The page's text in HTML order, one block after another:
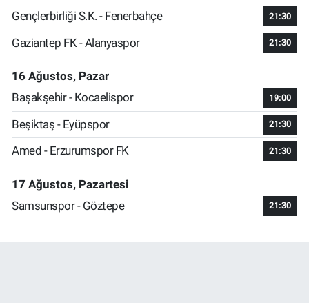
Gençlerbirliği S.K. - Fenerbahçe 21:30
Gaziantep FK - Alanyaspor 21:30
16 Ağustos, Pazar
Başakşehir - Kocaelispor
19:00
Beşiktaş - Eyüpspor 21:30
Amed - Erzurumspor FK 21:30
17 Ağustos, Pazartesi
Samsunspor - Göztepe
21:30